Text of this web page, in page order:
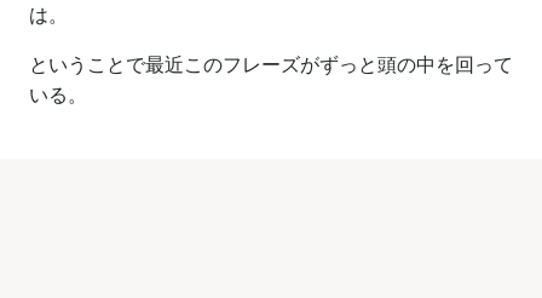
は。
ということで最近このフレーズがずっと頭の中を回って
いる。